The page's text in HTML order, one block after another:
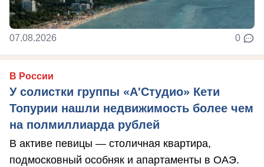
07.08.2026 0
В России
У солистки группы «А'Студио» Кети
Топурии нашли недвижимость более чем
на полмиллиарда рублей
В активе певицы — столичная квартира,
подмосковный особняк и апартаменты в ОАЭ.